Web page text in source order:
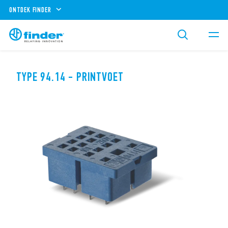
ONTDEK FINDER
TYPE 94.14 - PRINTVOET